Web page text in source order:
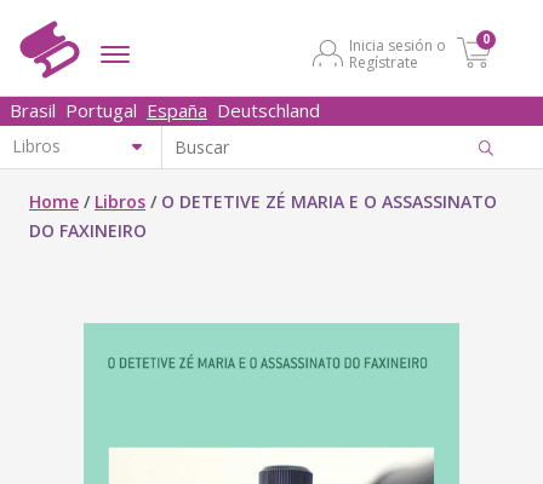
Inicia sesión o
Regístrate
0
Brasil Portugal España Deutschland
Home / Libros / O DETETIVE ZÉ MARIA E O ASSASSINATO
DO FAXINEIRO